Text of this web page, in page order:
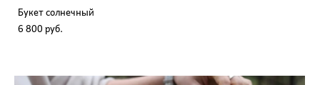
Букет солнечный
6 800 pуб.